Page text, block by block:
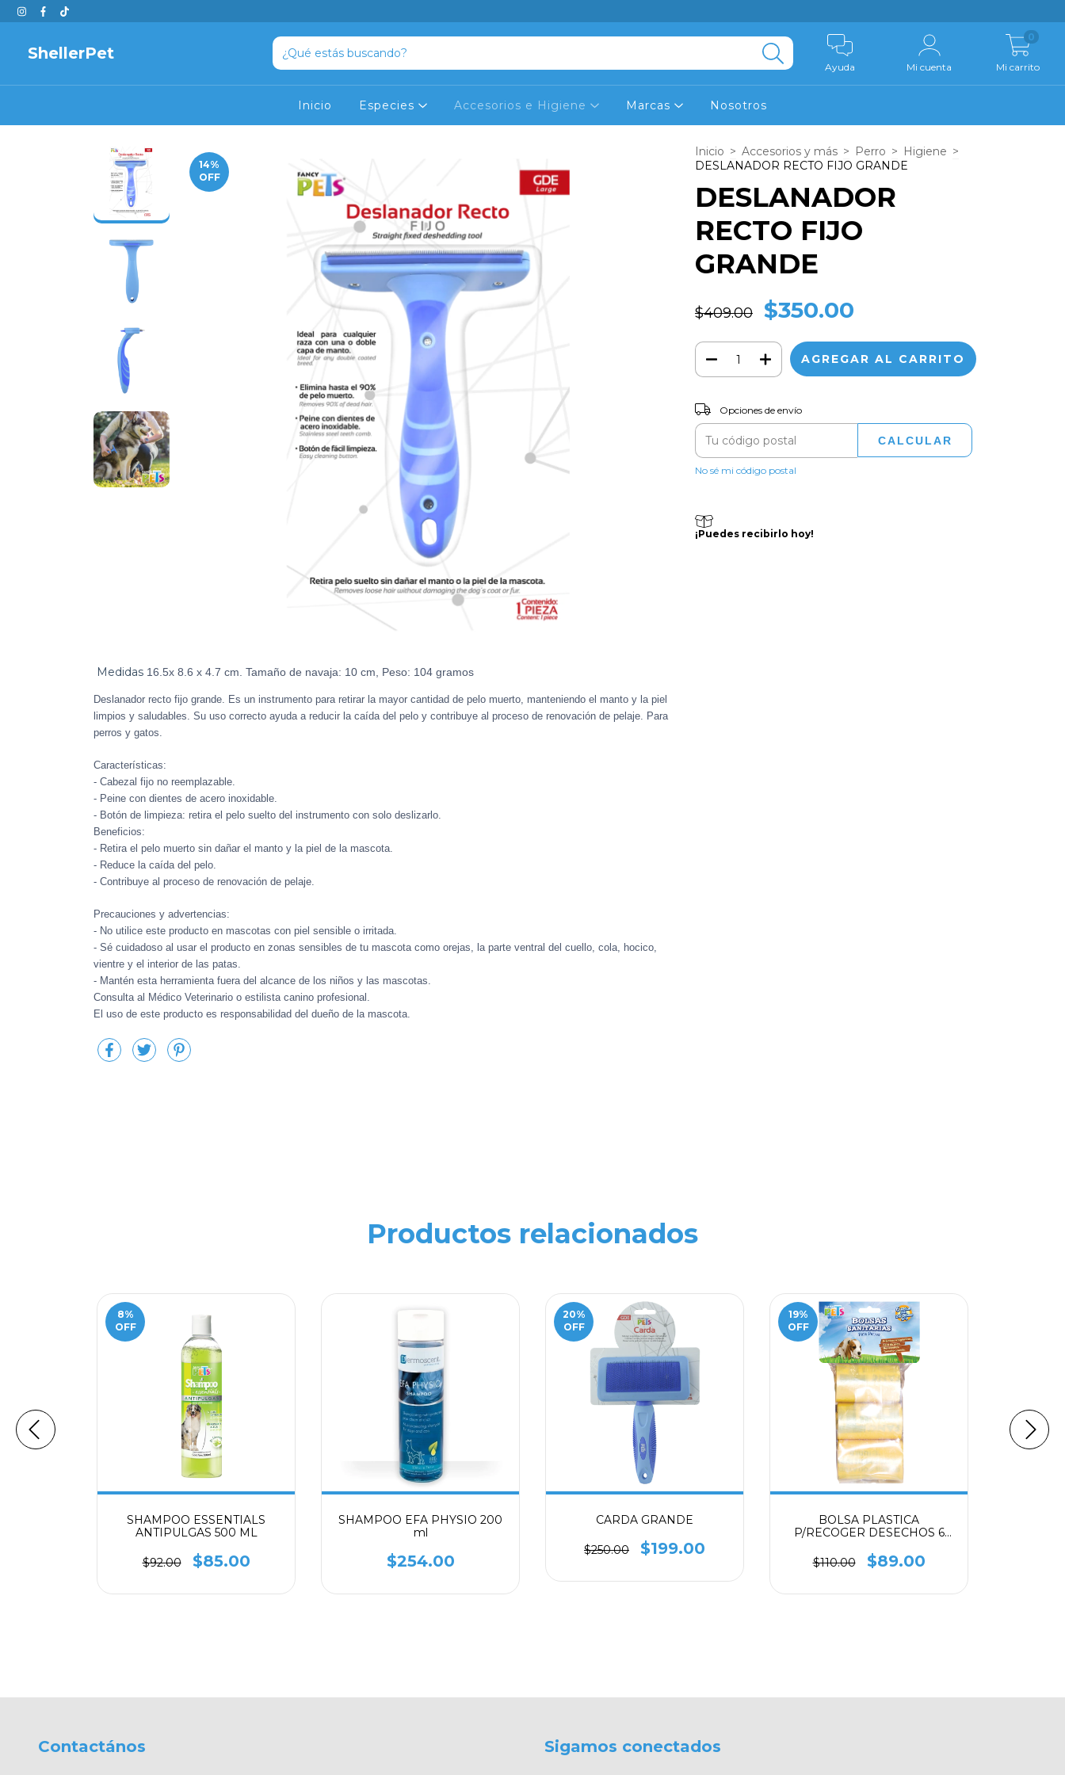
ShellerPet
Ayuda Mi cuenta Mi carrito
0
Inicio Especies Accesorios e Higiene Marcas Nosotros
14%
OFF
Medidas 16.5x 8.6 x 4.7 cm. Tamaño de navaja: 10 cm, Peso: 104 gramos
Deslanador recto fijo grande. Es un instrumento para retirar la mayor cantidad de pelo muerto, manteniendo el manto y la piel
limpios y saludables. Su uso correcto ayuda a reducir la caída del pelo y contribuye al proceso de renovación de pelaje. Para
perros y gatos.
Características:
- Cabezal fijo no reemplazable.
- Peine con dientes de acero inoxidable.
- Botón de limpieza: retira el pelo suelto del instrumento con solo deslizarlo.
Beneficios:
- Retira el pelo muerto sin dañar el manto y la piel de la mascota.
- Reduce la caída del pelo.
- Contribuye al proceso de renovación de pelaje.
Precauciones y advertencias:
- No utilice este producto en mascotas con piel sensible o irritada.
- Sé cuidadoso al usar el producto en zonas sensibles de tu mascota como orejas, la parte ventral del cuello, cola, hocico,
vientre y el interior de las patas.
- Mantén esta herramienta fuera del alcance de los niños y las mascotas.
Consulta al Médico Veterinario o estilista canino profesional.
El uso de este producto es responsabilidad del dueño de la mascota.
Inicio > Accesorios y más > Perro > Higiene >
DESLANADOR RECTO FIJO GRANDE
DESLANADOR
RECTO FIJO
GRANDE
$409.00 $350.00
Entregas para el CP:
Opciones de envío
CALCULAR
No sé mi código postal
¡Puedes recibirlo hoy!
Productos relacionados
8%
OFF
SHAMPOO ESSENTIALS
ANTIPULGAS 500 ML
$92.00 $85.00
SHAMPOO EFA PHYSIO 200
ml
$254.00
20%
OFF
CARDA GRANDE
$250.00 $199.00
19%
OFF
BOLSA PLASTICA
P/RECOGER DESECHOS 6
$110.00
$89.00
Contactános Sigamos conectados